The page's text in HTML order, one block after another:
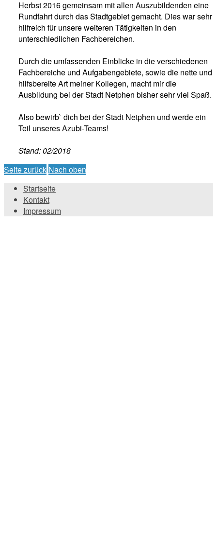
Herbst 2016 gemeinsam mit allen Auszubildenden eine
Rundfahrt durch das Stadtgebiet gemacht. Dies war sehr
hilfreich für unsere weiteren Tätigkeiten in den
unterschiedlichen Fachbereichen.
Durch die umfassenden Einblicke in die verschiedenen
Fachbereiche und Aufgabengebiete, sowie die nette und
hilfsbereite Art meiner Kollegen, macht mir die
Ausbildung bei der Stadt Netphen bisher sehr viel Spaß.
Also bewirb` dich bei der Stadt Netphen und werde ein
Teil unseres Azubi-Teams!
Stand: 02/2018
Seite zurück Nach oben
Startseite
Kontakt
Impressum